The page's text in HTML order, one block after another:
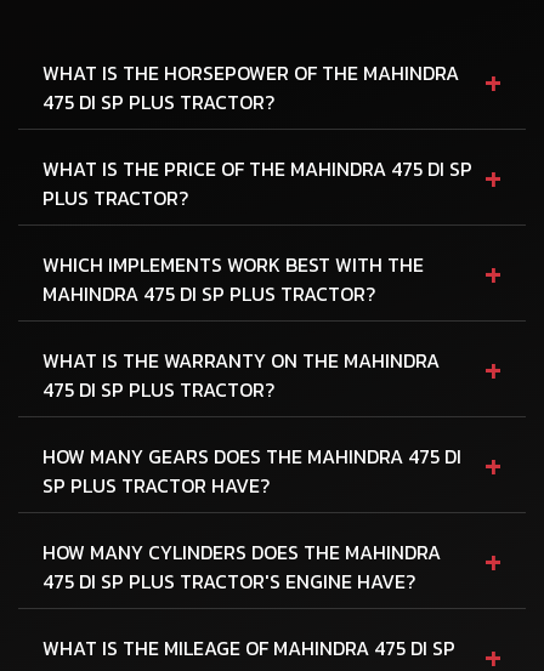
WHAT IS THE HORSEPOWER OF THE MAHINDRA
475 DI SP PLUS TRACTOR?
+
WHAT IS THE PRICE OF THE MAHINDRA 475 DI SP
PLUS TRACTOR?
+
WHICH IMPLEMENTS WORK BEST WITH THE
MAHINDRA 475 DI SP PLUS TRACTOR?
+
WHAT IS THE WARRANTY ON THE MAHINDRA
475 DI SP PLUS TRACTOR?
+
HOW MANY GEARS DOES THE MAHINDRA 475 DI
SP PLUS TRACTOR HAVE?
+
HOW MANY CYLINDERS DOES THE MAHINDRA
475 DI SP PLUS TRACTOR'S ENGINE HAVE?
+
WHAT IS THE MILEAGE OF MAHINDRA 475 DI SP
+